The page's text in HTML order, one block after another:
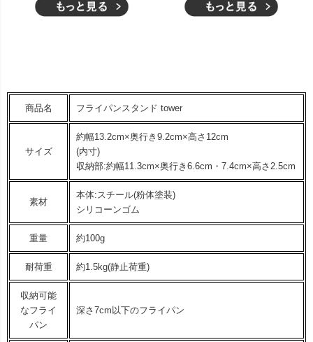
商品名 フライパンスタンド tower
サイズ
約幅13.2cm×奥行き9.2cm×高さ12cm
(内寸)
収納部:約幅11.3cm×奥行き6.6cm・7.4cm×高さ2.5cm
素材
本体:スチール(粉体塗装)
シリコーンゴム
重量 約100g
耐荷重 約1.5kg(静止荷重)
収納可能
なフライ
パン
深さ7cm以下のフライパン